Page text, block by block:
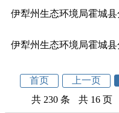
首页 上一页
共 230 条
共 16 页